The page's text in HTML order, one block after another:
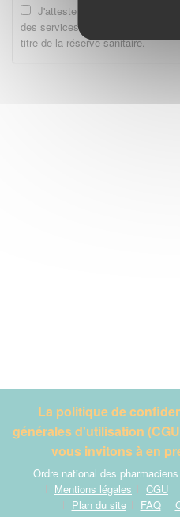
J'atteste être enregistré en
des services compétents de
titre de la réserve sanitaire.
La politique de
générales d'utilisation
vous invitons à en
Ordre national des
Mentions légales
CGU
Plan du site
FAQ